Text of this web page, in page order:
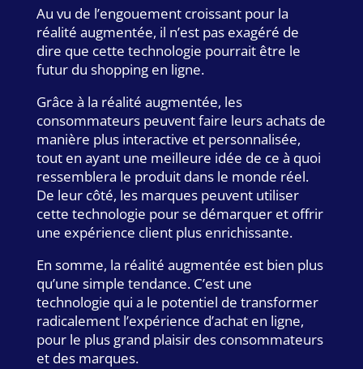
Au vu de l’engouement croissant pour la
réalité augmentée, il n’est pas exagéré de
dire que cette technologie pourrait être le
futur du shopping en ligne.
Grâce à la réalité augmentée, les
consommateurs peuvent faire leurs achats de
manière plus interactive et personnalisée,
tout en ayant une meilleure idée de ce à quoi
ressemblera le produit dans le monde réel.
De leur côté, les marques peuvent utiliser
cette technologie pour se démarquer et offrir
une expérience client plus enrichissante.
En somme, la réalité augmentée est bien plus
qu’une simple tendance. C’est une
technologie qui a le potentiel de transformer
radicalement l’expérience d’achat en ligne,
pour le plus grand plaisir des consommateurs
et des marques.